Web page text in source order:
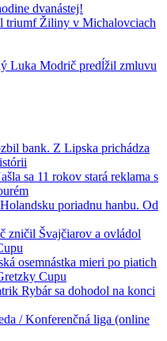
dvanástej!
triumf Žiliny v Michalovciach
Luka Modrič predĺžil zmluvu
bank. Z Lipska prichádza
sa 11 rokov stará reklama s
poriadnu hanbu. Od
zničil Švajčiarov a ovládol
osemnástka mieri po piatich
Cupu
Rybár sa dohodol na konci
/ Konferenčná liga (online